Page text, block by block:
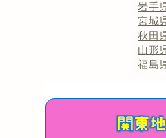
岩手
宮城
秋田
山形
福島